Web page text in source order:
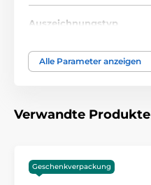
Auszeichnungstyp
Material
Emblems
Alle Parameter anzeigen
Verwandte Produkte
Geschenkverpackung